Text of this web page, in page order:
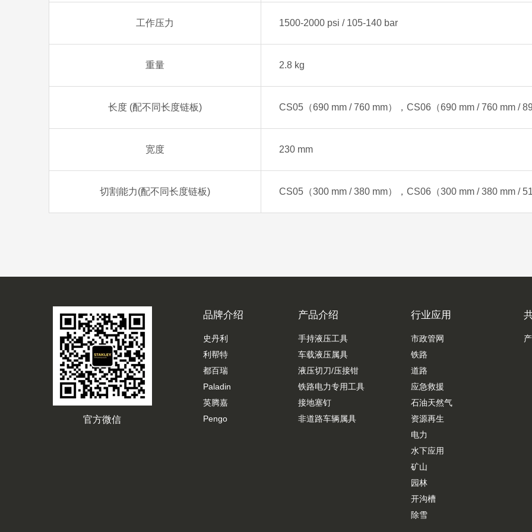
工作压力 1500-2000 psi / 105-140 bar
重量 2.8 kg
长度 (配不同长度链板) CS05（690 mm / 760 mm），CS06（690 mm / 760 mm /
宽度 230 mm
切割能力(配不同长度链板) CS05（300 mm / 380 mm），CS06（300 mm / 380 mm /
官方微信
品牌介绍
史丹利
利帮特
都百瑞
Paladin
英腾嘉
Pengo
产品介绍
手持液压工具
车载液压属具
液压切刀/压接钳
铁路电力专用工具
接地塞钉
非道路车辆属具
行业应用
市政管网
铁路
道路
应急救援
石油天然气
资源再生
电力
水下应用
矿山
园林
开沟槽
除雪